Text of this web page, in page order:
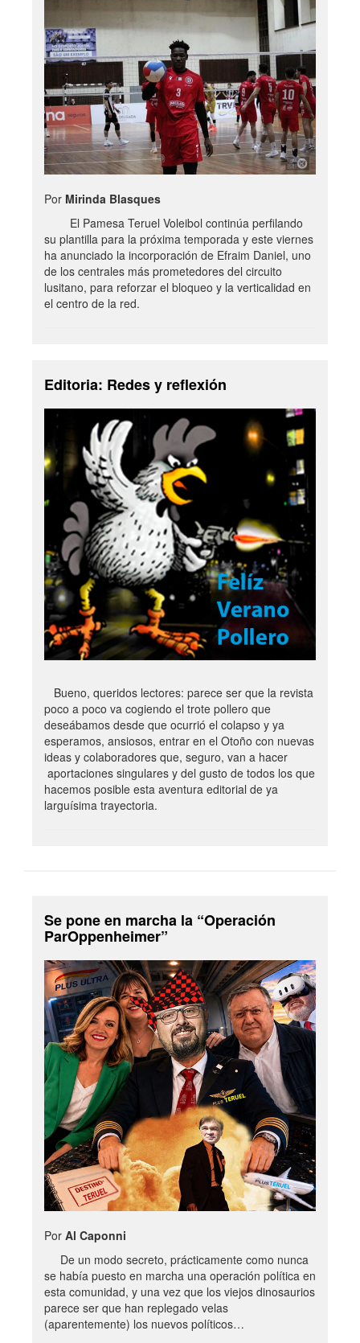
Por Mirinda Blasques
El Pamesa Teruel Voleibol continúa perfilando
su plantilla para la próxima temporada y este viernes
ha anunciado la incorporación de Efraim Daniel, uno
de los centrales más prometedores del circuito
lusitano, para reforzar el bloqueo y la verticalidad en
el centro de la red.
Editoria: Redes y reflexión
Bueno, queridos lectores: parece ser que la revista
poco a poco va cogiendo el trote pollero que
deseábamos desde que ocurrió el colapso y ya
esperamos, ansiosos, entrar en el Otoño con nuevas
ideas y colaboradores que, seguro, van a hacer
aportaciones singulares y del gusto de todos los que
hacemos posible esta aventura editorial de ya
larguísima trayectoria.
Se pone en marcha la “Operación
ParOppenheimer”
Por Al Caponni
De un modo secreto, prácticamente como nunca
se había puesto en marcha una operación política en
esta comunidad, y una vez que los viejos dinosaurios
parece ser que han replegado velas
(aparentemente) los nuevos políticos…